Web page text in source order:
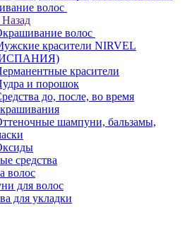
волос
Назад
волос
красители NIRVEL
красители
и порошок
до, после, во время
шампуни, бальзамы,
средства
волос
для волос
для укладки